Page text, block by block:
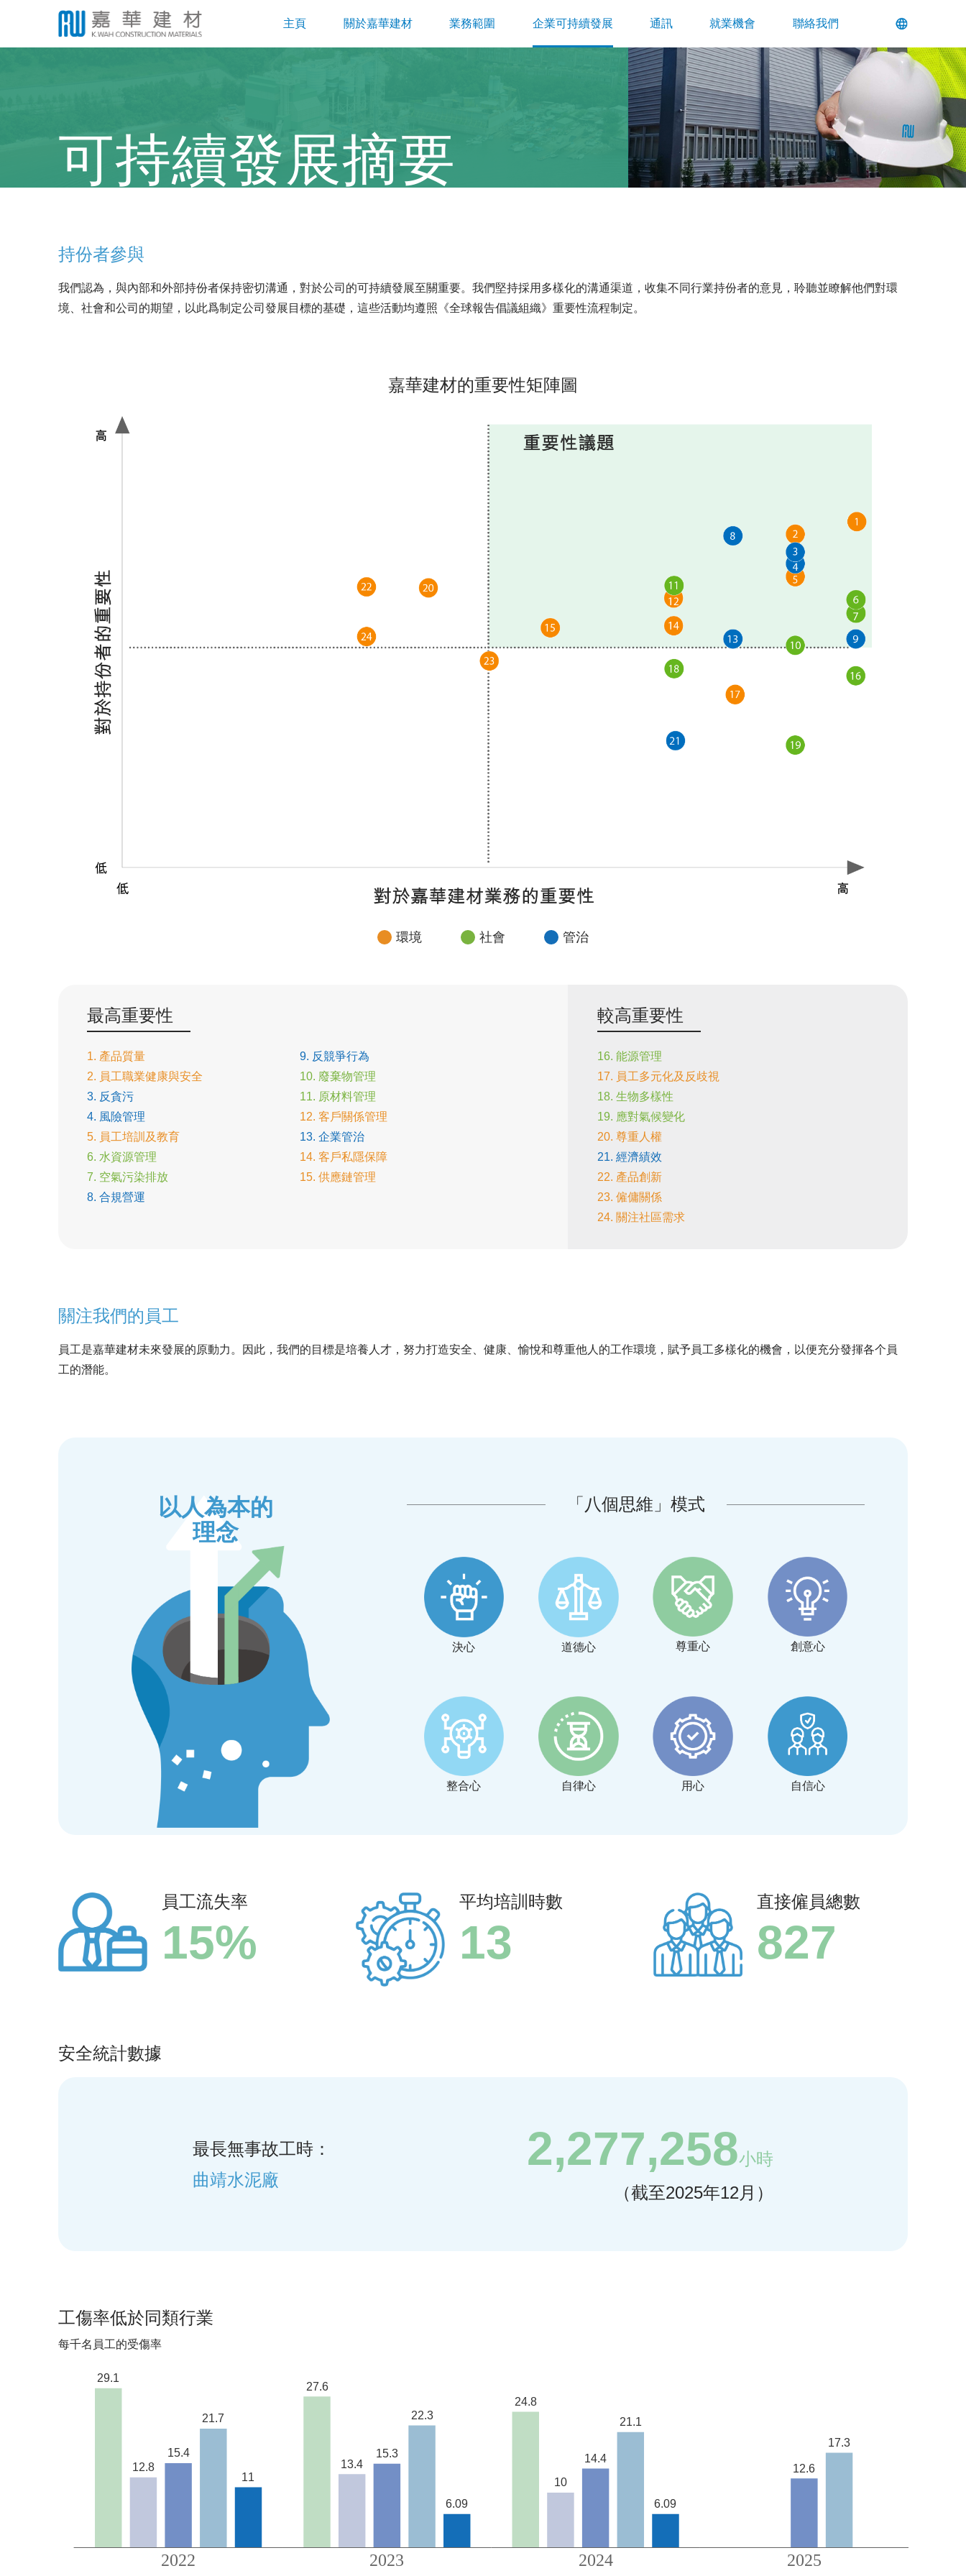
主頁 關於嘉華建材 業務範圍 企業可持續發展 通訊 就業機會 聯絡我們
可持續發展摘要
持份者參與
我們認為，與內部和外部持份者保持密切溝通，對於公司的可持續發展至關重要。我們堅持採用多樣化的溝通渠道，收集不同行業持份者的意見，聆聽並瞭解他們對環
境、社會和公司的期望，以此爲制定公司發展目標的基礎，這些活動均遵照《全球報告倡議組織》重要性流程制定。
嘉華建材的重要性矩陣圖
環境 社會 管治
最高重要性
1. 產品質量
2. 員工職業健康與安全
3. 反貪污
4. 風險管理
5. 員工培訓及教育
6. 水資源管理
7. 空氣污染排放
8. 合規營運
9. 反競爭行為
10. 廢棄物管理
11. 原材料管理
12. 客戶關係管理
13. 企業管治
14. 客戶私隱保障
15. 供應鏈管理
較高重要性
16. 能源管理
17. 員工多元化及反歧視
18. 生物多樣性
19. 應對氣候變化
20. 尊重人權
21. 經濟績效
22. 產品創新
23. 僱傭關係
24. 關注社區需求
關注我們的員工
員工是嘉華建材未來發展的原動力。因此，我們的目標是培養人才，努力打造安全、健康、愉悅和尊重他人的工作環境，賦予員工多樣化的機會，以便充分發揮各个員
工的潛能。
以人為本的
理念
「八個思維」模式
決心 道德心 尊重心 創意心
整合心 自律心 用心 自信心
員工流失率
15%
平均培訓時數
13
直接僱員總數
827
安全統計數據
最長無事故工時：
曲靖水泥廠
2,277,258小時
（截至2025年12月）
工傷率低於同類行業
每千名員工的受傷率